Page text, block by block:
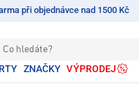
při objednávce nad 1500 Kč
Co hledáte?
ZNAČKY VÝPRODEJ